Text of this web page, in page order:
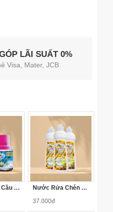
LÃI SUẤT 0%
Visa, Mater, JCB
Cốc Thả Bồn Cầu TH 180g Hương Lavender Tím
Nước Rửa Chén TH 750g Hương Quế, Chai Hàn Trắng, Nắp Trắng
37.000đ